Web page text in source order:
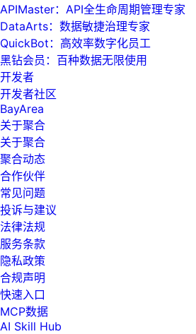
APIMaster：API全生命周期管理专家
DataArts：数据敏捷治理专家
QuickBot：高效率数字化员工
黑钻会员：百种数据无限使用
开发者
开发者社区
BayArea
关于聚合
关于聚合
聚合动态
合作伙伴
常见问题
投诉与建议
法律法规
服务条款
隐私政策
合规声明
快速入口
MCP数据
AI Skill Hub